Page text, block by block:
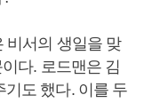
비서의 생일을 맞
다. 로드맨은 김
기도 했다. 이를 두